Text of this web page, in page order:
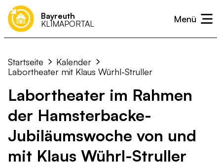
Bayreuth
KLIMAPORTAL
Ideen & Vorschläge einreichenNeuigkeiten
Wärme
Strom
Mobilität
Landwirtschaft & Ernährung
Abfall- und Kreislaufwirtschaft
Startseite
Kalender
Labortheater mit Klaus Würhl-Struller
Labortheater im Rahmen
der Hamsterbacke-
Jubiläumswoche von und
mit Klaus Wührl-Struller